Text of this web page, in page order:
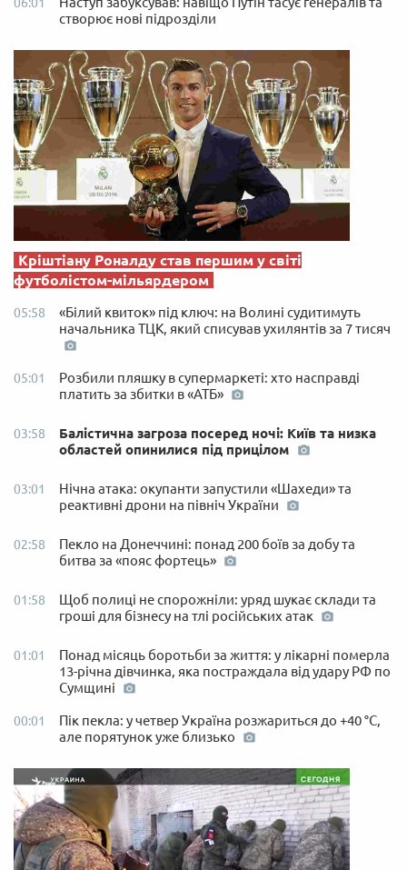
створює нові підрозділи
Кріштіану Роналду став першим у світі
футболістом-мільярдером
05:58
«Білий квиток» під ключ: на Волині судитимуть
начальника ТЦК, який списував ухилянтів за 7 тисяч
05:01
Розбили пляшку в супермаркеті: хто насправді
платить за збитки в «АТБ»
03:58
Балістична загроза посеред ночі: Київ та низка
областей опинилися під прицілом
03:01
Нічна атака: окупанти запустили «Шахеди» та
реактивні дрони на північ України
02:58
Пекло на Донеччині: понад 200 боїв за добу та
битва за «пояс фортець»
01:58
Щоб полиці не спорожніли: уряд шукає склади та
гроші для бізнесу на тлі російських атак
01:01
Понад місяць боротьби за життя: у лікарні померла
13-річна дівчинка, яка постраждала від удару РФ по
Сумщині
00:01
Пік пекла: у четвер Україна розжариться до +40 °C,
але порятунок уже близько